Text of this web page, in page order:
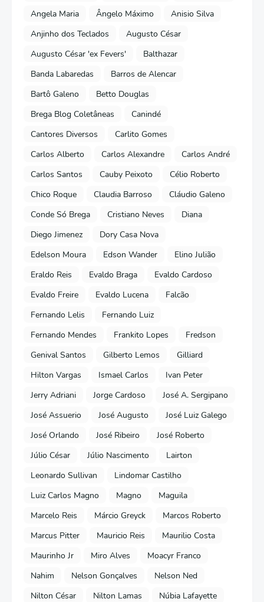
Angela Maria
Ângelo Máximo
Anisio Silva
Anjinho dos Teclados
Augusto César
Augusto César 'ex Fevers'
Balthazar
Banda Labaredas
Barros de Alencar
Bartô Galeno
Betto Douglas
Brega Blog Coletâneas
Canindé
Cantores Diversos
Carlito Gomes
Carlos Alberto
Carlos Alexandre
Carlos André
Carlos Santos
Cauby Peixoto
Célio Roberto
Chico Roque
Claudia Barroso
Cláudio Galeno
Conde Só Brega
Cristiano Neves
Diana
Diego Jimenez
Dory Casa Nova
Edelson Moura
Edson Wander
Elino Julião
Eraldo Reis
Evaldo Braga
Evaldo Cardoso
Evaldo Freire
Evaldo Lucena
Falcão
Fernando Lelis
Fernando Luiz
Fernando Mendes
Frankito Lopes
Fredson
Genival Santos
Gilberto Lemos
Gilliard
Hilton Vargas
Ismael Carlos
Ivan Peter
Jerry Adriani
Jorge Cardoso
José A. Sergipano
José Assuerio
José Augusto
José Luiz Galego
José Orlando
José Ribeiro
José Roberto
Júlio César
Júlio Nascimento
Lairton
Leonardo Sullivan
Lindomar Castilho
Luiz Carlos Magno
Magno
Maguila
Marcelo Reis
Márcio Greyck
Marcos Roberto
Marcus Pitter
Mauricio Reis
Maurilio Costa
Maurinho Jr
Miro Alves
Moacyr Franco
Nahim
Nelson Gonçalves
Nelson Ned
Nilton César
Nilton Lamas
Núbia Lafayette